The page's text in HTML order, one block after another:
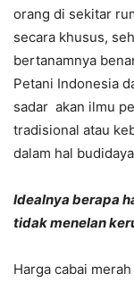
orang di sekitar
secara khusus,
bertanamnya
Petani Indonesia
sadar akan ilmu
tradisional atau
dalam hal
Idealnya berapa
tidak menelan
Harga cabai